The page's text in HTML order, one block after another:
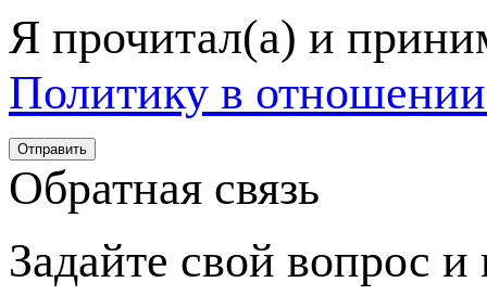
Я прочитал(а) и
Политику в
Обратная связь
Задайте свой вопрос